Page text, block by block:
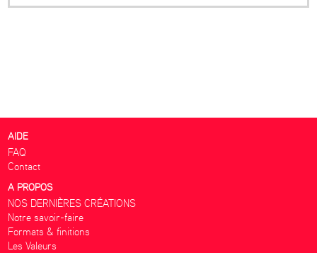
AIDE
FAQ
Contact
A PROPOS
NOS DERNIÈRES CRÉATIONS
Notre savoir-faire
Formats & finitions
Les Valeurs